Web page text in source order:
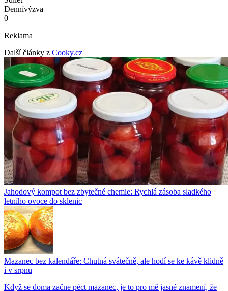
Dennívýzva
0
Reklama
Další články z Cooky.cz
Jahodový kompot bez zbytečné chemie: Rychlá zásoba sladkého
letního ovoce do sklenic
Mazanec bez kalendáře: Chutná svátečně, ale hodí se ke kávě klidně
i v srpnu
Když se doma začne péct mazanec, je to pro mě jasné znamení, že